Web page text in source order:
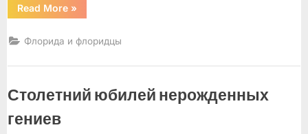
Read More“Выпуск
50”
»
Флорида и флоридцы
Столетний юбилей нерожденных
гениев